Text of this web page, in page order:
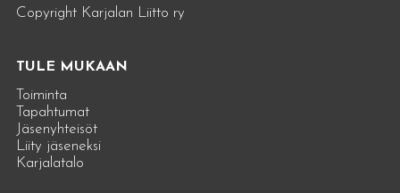
Copyright Karjalan Liitto ry
TULE MUKAAN
Toiminta
Tapahtumat
Jäsenyhteisöt
Liity jäseneksi
Karjalatalo